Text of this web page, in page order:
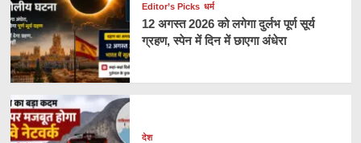
Editor’s Picks धर्म
12 अगस्त 2026 को लगेगा दुर्लभ पूर्ण सूर्य
ग्रहण, स्पेन में दिन में छाएगा अंधेरा
देश